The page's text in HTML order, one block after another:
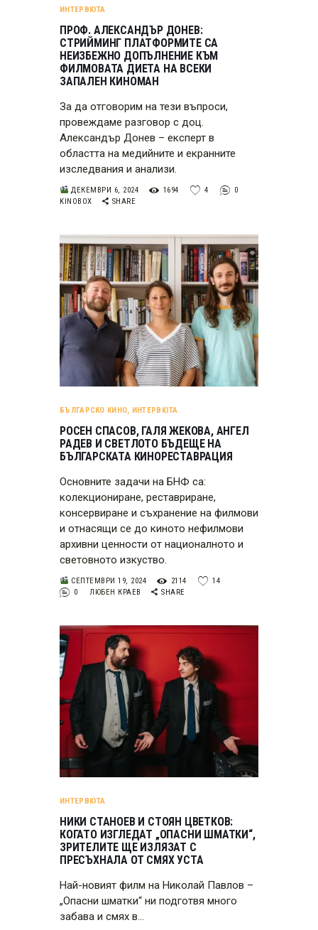
ИНТЕРВЮТА
ПРОФ. АЛЕКСАНДЪР ДОНЕВ:
СТРИЙМИНГ ПЛАТФОРМИТЕ СА
НЕИЗБЕЖНО ДОПЪЛНЕНИЕ КЪМ
ФИЛМОВАТА ДИЕТА НА ВСЕКИ
ЗАПАЛЕН КИНОМАН
За да отговорим на тези въпроси,
провеждаме разговор с доц.
Александър Донев – експерт в
областта на медийните и екранните
изследвания и анализи.
ДЕКЕМВРИ 6, 2024 1694 4
0
KINOBOX
SHARE
БЪЛГАРСКО КИНО, ИНТЕРВЮТА
РОСЕН СПАСОВ, ГАЛЯ ЖЕКОВА, АНГЕЛ
РАДЕВ И СВЕТЛОТО БЪДЕЩЕ НА
БЪЛГАРСКАТА КИНОРЕСТАВРАЦИЯ
Основните задачи на БНФ са:
колекциониране, реставриране,
консервиране и съхранение на филмови
и отнасящи се до киното нефилмови
архивни ценности от националното и
световното изкуство.
СЕПТЕМВРИ 19, 2024 2114
14
0
ЛЮБЕН КРАЕВ SHARE
ИНТЕРВЮТА
НИКИ СТАНОЕВ И СТОЯН ЦВЕТКОВ:
КОГАТО ИЗГЛЕДАТ „ОПАСНИ ШМАТКИ“,
ЗРИТЕЛИТЕ ЩЕ ИЗЛЯЗАТ С
ПРЕСЪХНАЛА ОТ СМЯХ УСТА
Най-новият филм на Николай Павлов –
„Опасни шматки“ ни подготвя много
забава и смях в…